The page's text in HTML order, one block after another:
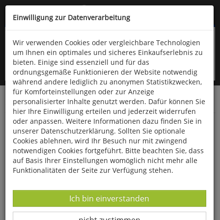
Kompletten Head der Seite überspringen
oder (06766) 9323-960
Startseite Fundgrube Advent & Weihnachten
Nächstes Jahr schenken wir uns nichts
Einwilligung zur Datenverarbeitung
Wir verwenden Cookies oder vergleichbare Technologien
um Ihnen ein optimales und sicheres Einkaufserlebnis zu
bieten. Einige sind essenziell und für das
ordnungsgemäße Funktionieren der Website notwendig
während andere lediglich zu anonymen Statistikzwecken,
für Komforteinstellungen oder zur Anzeige
personalisierter Inhalte genutzt werden. Dafür können Sie
hier Ihre Einwilligung erteilen und jederzeit widerrufen
oder anpassen. Weitere Informationen dazu finden Sie in
unserer Datenschutzerklärung. Sollten Sie optionale
Cookies ablehnen, wird Ihr Besuch nur mit zwingend
notwendigen Cookies fortgeführt. Bitte beachten Sie, dass
auf Basis Ihrer Einstellungen womöglich nicht mehr alle
Funktionalitäten der Seite zur Verfügung stehen.
Datenverarbeitung -
Ich bin einverstanden